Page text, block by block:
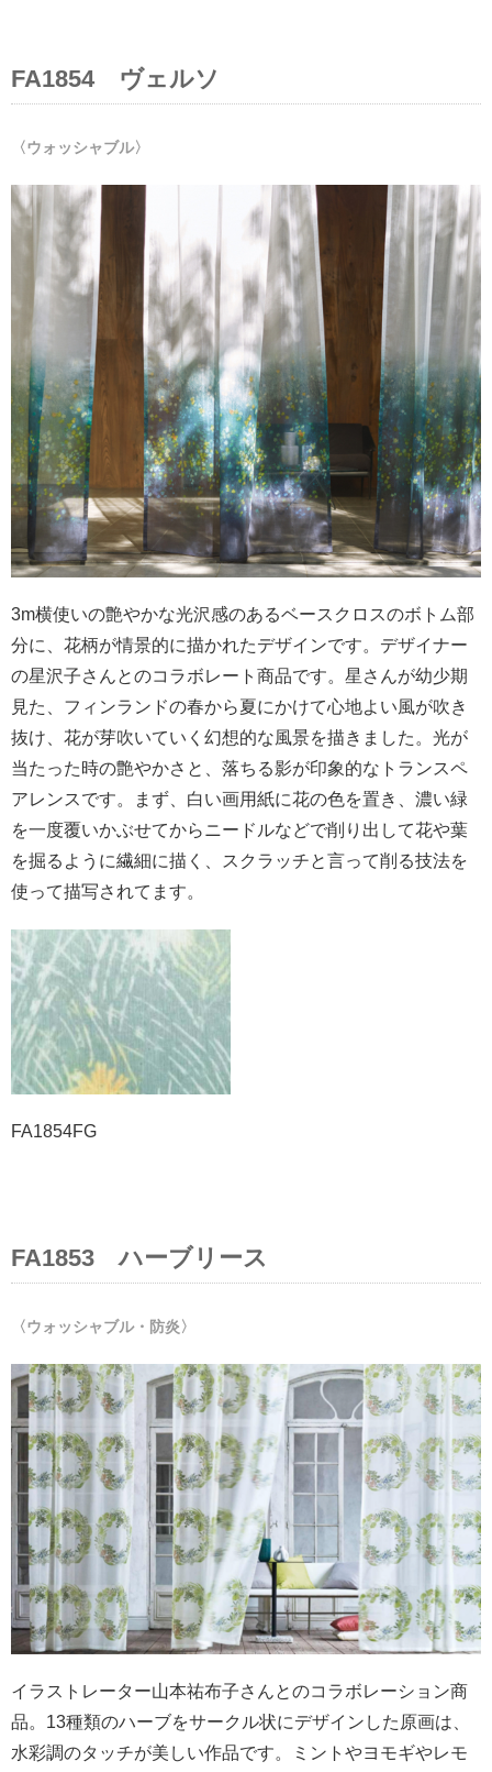
FA1854 ヴェルソ
〈ウォッシャブル〉
3m横使いの艶やかな光沢感のあるベースクロスのボトム部
分に、花柄が情景的に描かれたデザインです。デザイナー
の星沢子さんとのコラボレート商品です。星さんが幼少期
見た、フィンランドの春から夏にかけて心地よい風が吹き
抜け、花が芽吹いていく幻想的な風景を描きました。光が
当たった時の艶やかさと、落ちる影が印象的なトランスペ
アレンスです。まず、白い画用紙に花の色を置き、濃い緑
を一度覆いかぶせてからニードルなどで削り出して花や葉
を掘るように繊細に描く、スクラッチと言って削る技法を
使って描写されてます。
FA1854FG
FA1853 ハーブリース
〈ウォッシャブル・防炎〉
イラストレーター山本祐布子さんとのコラボレーション商
品。13種類のハーブをサークル状にデザインした原画は、
水彩調のタッチが美しい作品です。ミントやヨモギやレモ